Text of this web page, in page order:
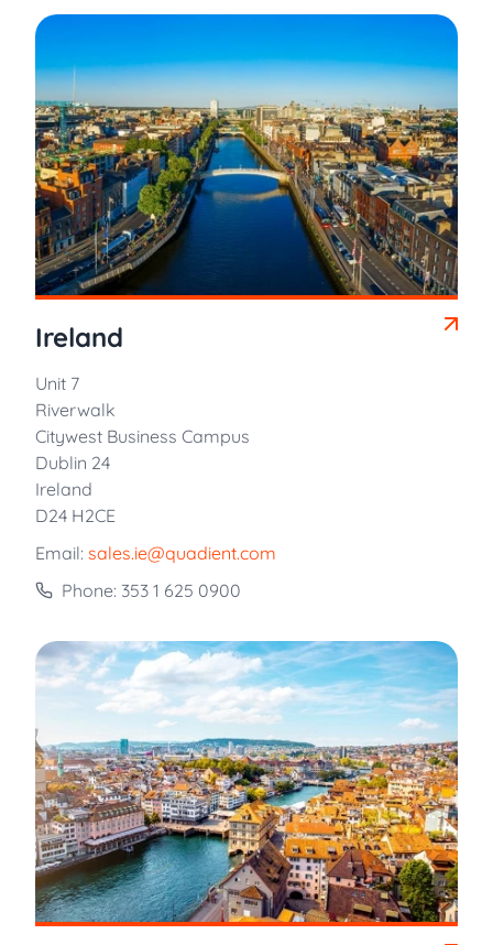
Ireland
Unit 7
Riverwalk
Citywest Business Campus
Dublin 24
Ireland
D24 H2CE
Email: sales.ie@quadient.com
Phone: 353 1 625 0900